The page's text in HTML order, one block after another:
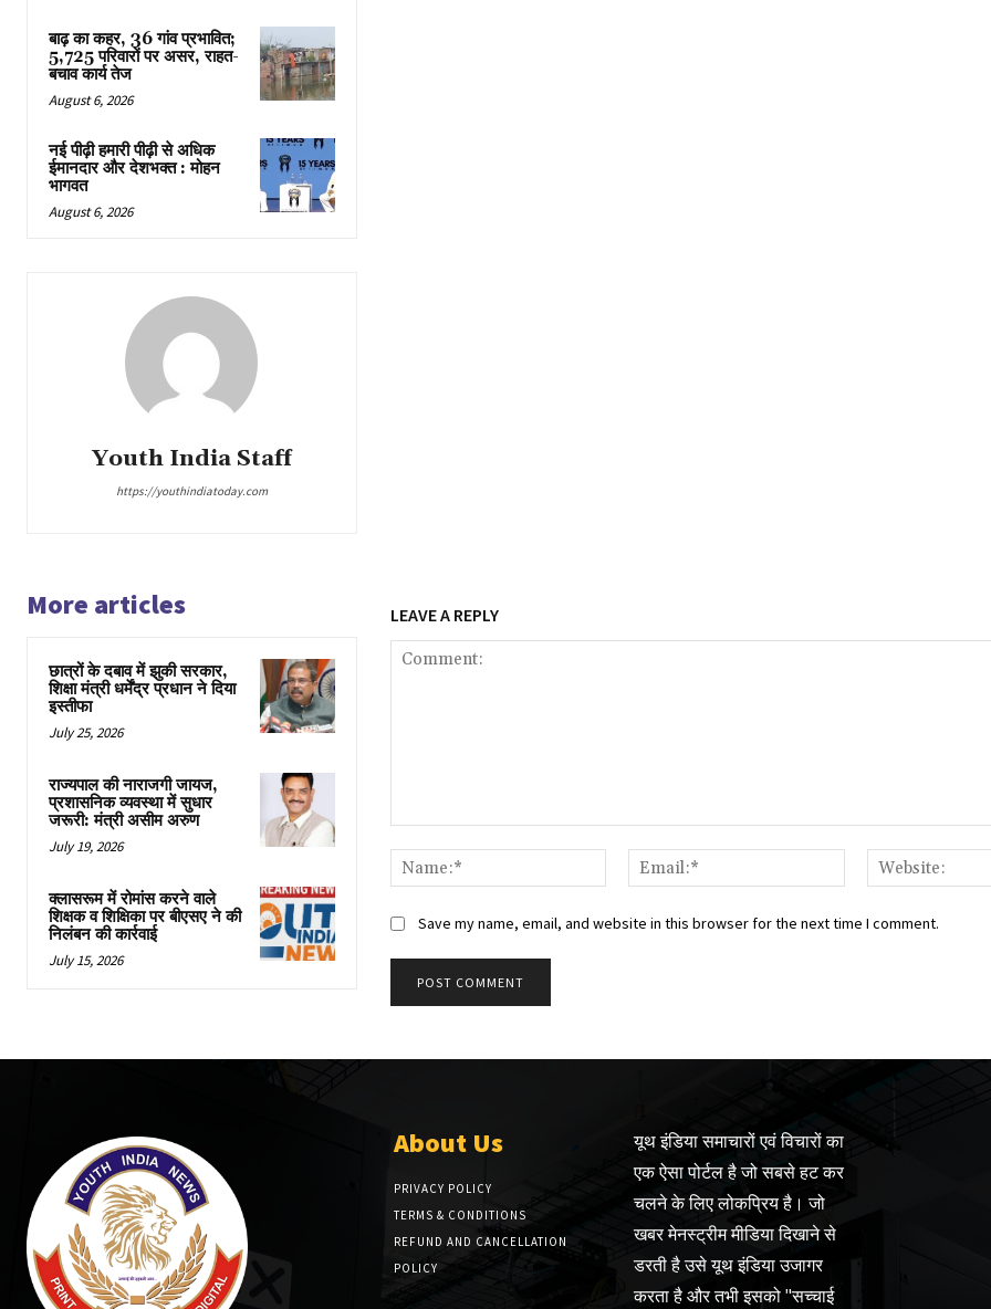
बाढ़ का कहर, 36 गांव प्रभावित;
5,725 परिवारों पर असर, राहत-
बचाव कार्य तेज
August 6, 2026
नई पीढ़ी हमारी पीढ़ी से अधिक
ईमानदार और देशभक्त : मोहन
भागवत
August 6, 2026
Youth India Staff
https://youthindiatoday.com
More articles
छात्रों के दबाव में झुकी सरकार,
शिक्षा मंत्री धर्मेंद्र प्रधान ने दिया
इस्तीफा
July 25, 2026
राज्यपाल की नाराजगी जायज,
प्रशासनिक व्यवस्था में सुधार
जरूरी: मंत्री असीम अरुण
July 19, 2026
क्लासरूम में रोमांस करने वाले
शिक्षक व शिक्षिका पर बीएसए ने की
निलंबन की कार्रवाई
July 15, 2026
LEAVE A REPLY
Name:*
Email:*
Save my name, email, and website in this browser for the next time I comment.
About Us
PRIVACY POLICY
TERMS & CONDITIONS
REFUND AND CANCELLATION
POLICY
यूथ इंडिया समाचारों एवं विचारों का
एक ऐसा पोर्टल है जो सबसे हट कर
चलने के लिए लोकप्रिय है। जो
खबर मेनस्ट्रीम मीडिया दिखाने से
डरती है उसे यूथ इंडिया उजागर
करता है और तभी इसको "सच्चाई